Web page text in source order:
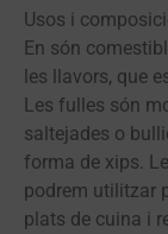
Usos i
En són
les llavors, que
Les fulles són
saltejades o
forma de xips.
podrem utilitzar
plats de cuina i